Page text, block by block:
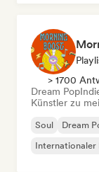
> 1700
Dream Pop
Künstler zu
Soul Dream
Internationaler